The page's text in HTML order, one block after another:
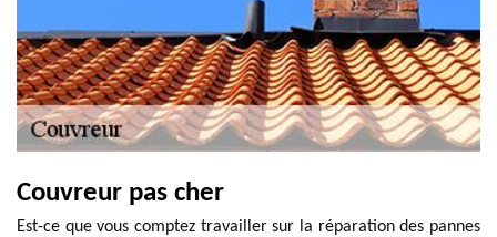
Couvreur pas cher
Est-ce que vous comptez travailler sur la réparation des pannes